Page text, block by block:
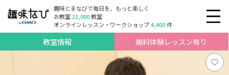
趣味とまなびで毎日を、もっと楽しく
お教室21,000教室
オンラインレッスン・ワークショップ4,400件
教室情報 無料体験レッスン有り